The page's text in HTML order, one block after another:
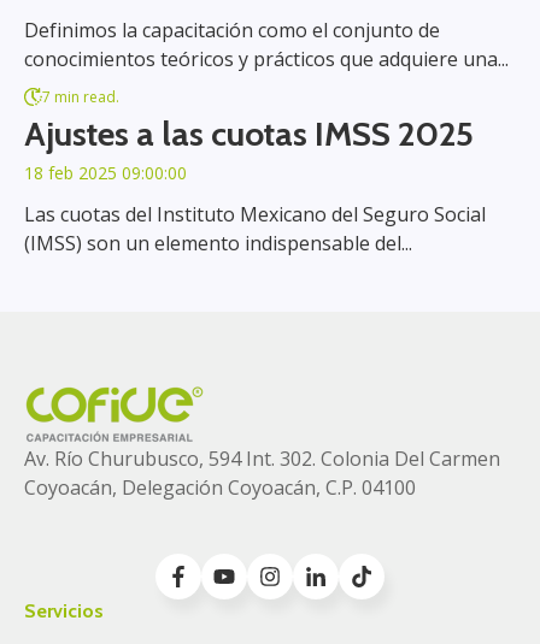
Definimos la capacitación como el conjunto de
conocimientos teóricos y prácticos que adquiere una...
7 min read.
Ajustes a las cuotas IMSS 2025
18 feb 2025 09:00:00
Las cuotas del Instituto Mexicano del Seguro Social
(IMSS) son un elemento indispensable del...
Av. Río Churubusco, 594 Int. 302. Colonia Del Carmen
Coyoacán, Delegación Coyoacán, C.P. 04100
Servicios